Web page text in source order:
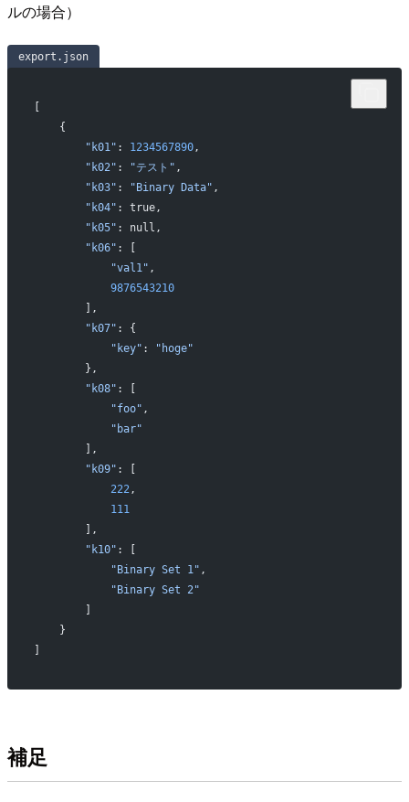
ルの場合）
export.json
    {
        "k01"
: 1234567890,
        "k02"
: "テスト" ,
        "k03"
: "Binary Data" ,
        "k04"
: true,
        "k05"
: null,
        "k06"
: [
            "val1"
,
            9876543210
        ],
        "k07"
: {
            "key"
:
"hoge"
        },
        "k08"
: [
            "foo"
,
            "bar"
        ],
        "k09"
: [
            222
,
            111
        ],
        "k10"
: [
            "Binary Set 1"
,
            "Binary Set 2"
    }
補足